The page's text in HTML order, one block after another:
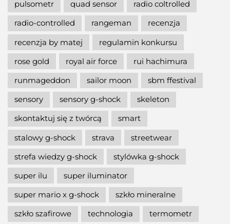
pulsometr
quad sensor
radio coltrolled
radio-controlled
rangeman
recenzja
recenzja by matej
regulamin konkursu
rose gold
royal air force
rui hachimura
runmageddon
sailor moon
sbm ffestival
sensory
sensory g-shock
skeleton
skontaktuj się z twórcą
smart
stalowy g-shock
strava
streetwear
strefa wiedzy g-shock
stylówka g-shock
super ilu
super iluminator
super mario x g-shock
szkło mineralne
szkło szafirowe
technologia
termometr